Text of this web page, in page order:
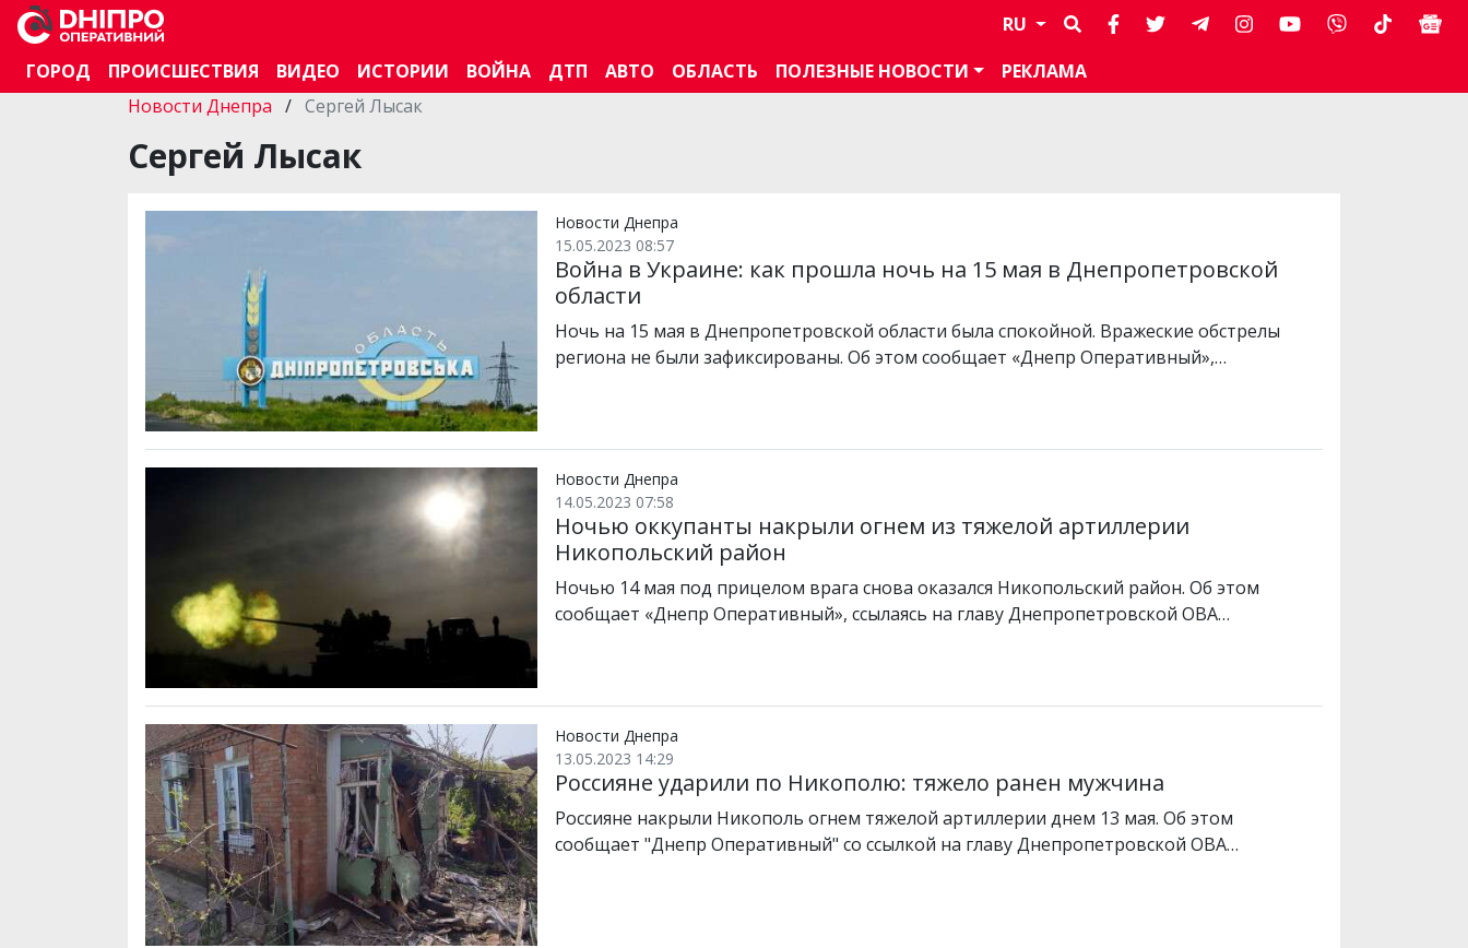
RU
ГОРОД
ПРОИСШЕСТВИЯ ВИДЕО ИСТОРИИ ВОЙНА ДТП АВТО ОБЛАСТЬ ПОЛЕЗНЫЕ НОВОСТИ
РЕКЛАМА
Новости Днепра / Сергей Лысак
Сергей Лысак
Новости Днепра
15.05.2023 08:57
Война в Украине: как прошла ночь на 15 мая в Днепропетровской
области
Ночь на 15 мая в Днепропетровской области была спокойной. Вражеские обстрелы
региона не были зафиксированы. Об этом сообщает «Днепр Оперативный»,…
Новости Днепра
14.05.2023 07:58
Ночью оккупанты накрыли огнем из тяжелой артиллерии
Никопольский район
Ночью 14 мая под прицелом врага снова оказался Никопольский район. Об этом
сообщает «Днепр Оперативный», ссылаясь на главу Днепропетровской ОВА…
Новости Днепра
13.05.2023 14:29
Россияне ударили по Никополю: тяжело ранен мужчина
Россияне накрыли Никополь огнем тяжелой артиллерии днем 13 мая. Об этом
сообщает "Днепр Оперативный" со ссылкой на главу Днепропетровской ОВА…